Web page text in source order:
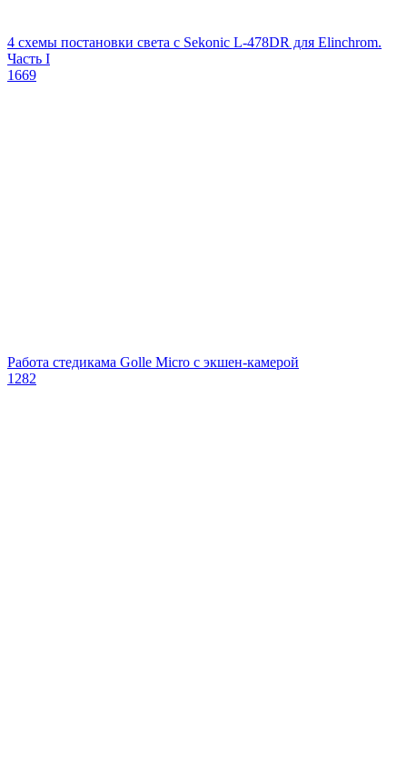
4 схемы постановки света с Sekonic L-478DR для Elinchrom.
Часть I
1669
Работа стедикама Golle Micro с экшен-камерой
1282